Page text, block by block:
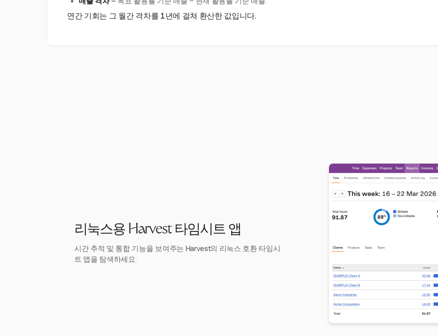
연간 기회는 그 월간 격차를 1년에 걸쳐 환산한 값입니다.
리눅스용 Harvest 타임시트 앱
시간 추적 및 통합 기능을 보여주는 Harvest의 리눅스 호환 타임시
트 앱을 탐색하세요.